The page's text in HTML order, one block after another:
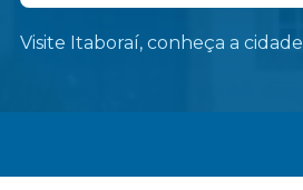
Visite Itaboraí, conheça a cidade